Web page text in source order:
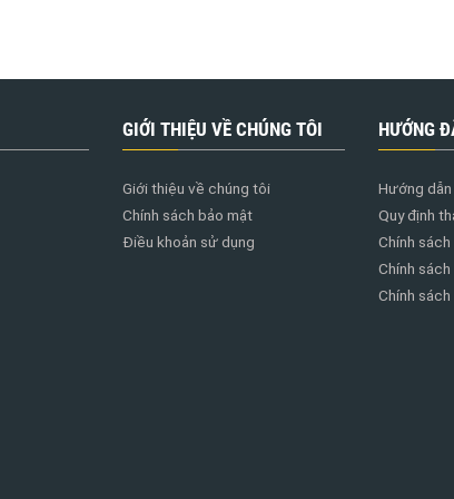
GIỚI THIỆU VỀ CHÚNG TÔI
Giới thiệu về chúng tôi
Chính sách bảo mật
Điều khoản sử dụng
HƯỚNG
Hướng
Quy định
Chính
Chính
Chính